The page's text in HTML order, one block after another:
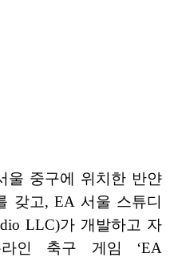
울 중구에 위치한 반얀
갖고, EA 서울 스튜디
LLC)가 개발하고 자
인 축구 게임 ‘EA